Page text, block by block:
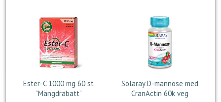
Ester-C 1000 mg 60 st
”Mängdrabatt”
Solaray D-mannose med
CranActin 60k veg